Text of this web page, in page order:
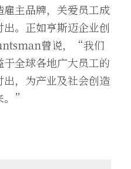
主品牌，关爱员工成
。正如亨斯迈企业创
曾说，“我们
全球各地广大员工的
，为产业及社会创造
。”